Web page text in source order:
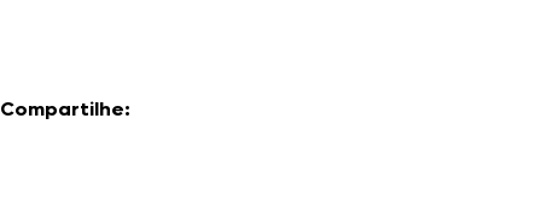
Compartilhe: